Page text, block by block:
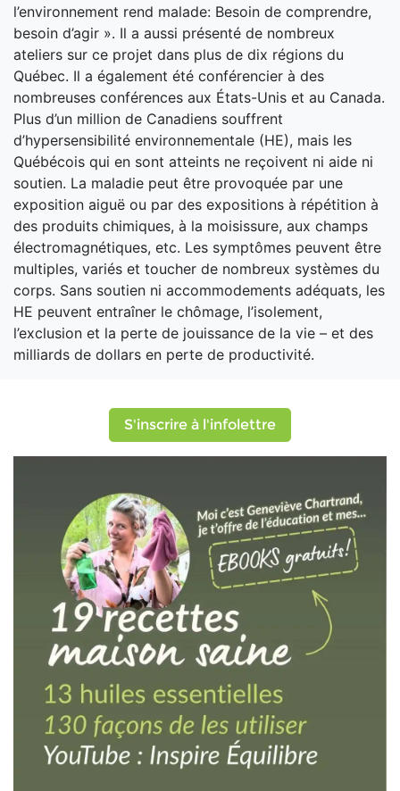
l’environnement rend malade: Besoin de comprendre,
besoin d’agir ». Il a aussi présenté de nombreux
ateliers sur ce projet dans plus de dix régions du
Québec. Il a également été conférencier à des
nombreuses conférences aux États-Unis et au Canada.
Plus d’un million de Canadiens souffrent
d’hypersensibilité environnementale (HE), mais les
Québécois qui en sont atteints ne reçoivent ni aide ni
soutien. La maladie peut être provoquée par une
exposition aiguë ou par des expositions à répétition à
des produits chimiques, à la moisissure, aux champs
électromagnétiques, etc. Les symptômes peuvent être
multiples, variés et toucher de nombreux systèmes du
corps. Sans soutien ni accommodements adéquats, les
HE peuvent entraîner le chômage, l’isolement,
l’exclusion et la perte de jouissance de la vie – et des
milliards de dollars en perte de productivité.
S'inscrire à l'infolettre